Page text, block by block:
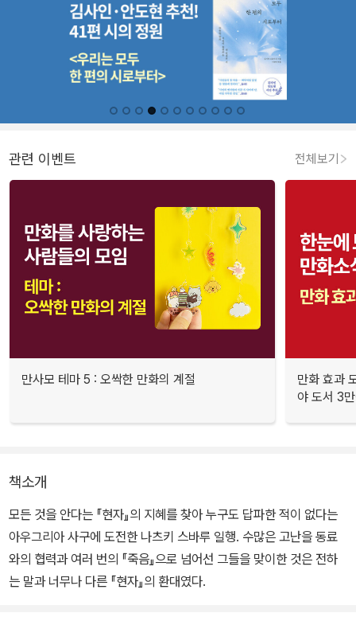
관련 이벤트 전체보기
만사모 테마 5 : 오싹한 만화의 계절
만화 효과
야 도서 3
책소개
모든 것을 안다는 『현자』의 지혜를 찾아 누구도 답파한 적이 없다는
아우그리아 사구에 도전한 나츠키 스바루 일행. 수많은 고난을 동료
와의 협력과 여러 번의 『죽음』으로 넘어선 그들을 맞이한 것은 전하
는 말과 너무나 다른 『현자』의 환대였다.